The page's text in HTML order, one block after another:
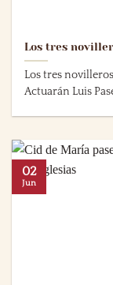
Los tres
Los tres novilleros
Actuarán Luis
02
Jun